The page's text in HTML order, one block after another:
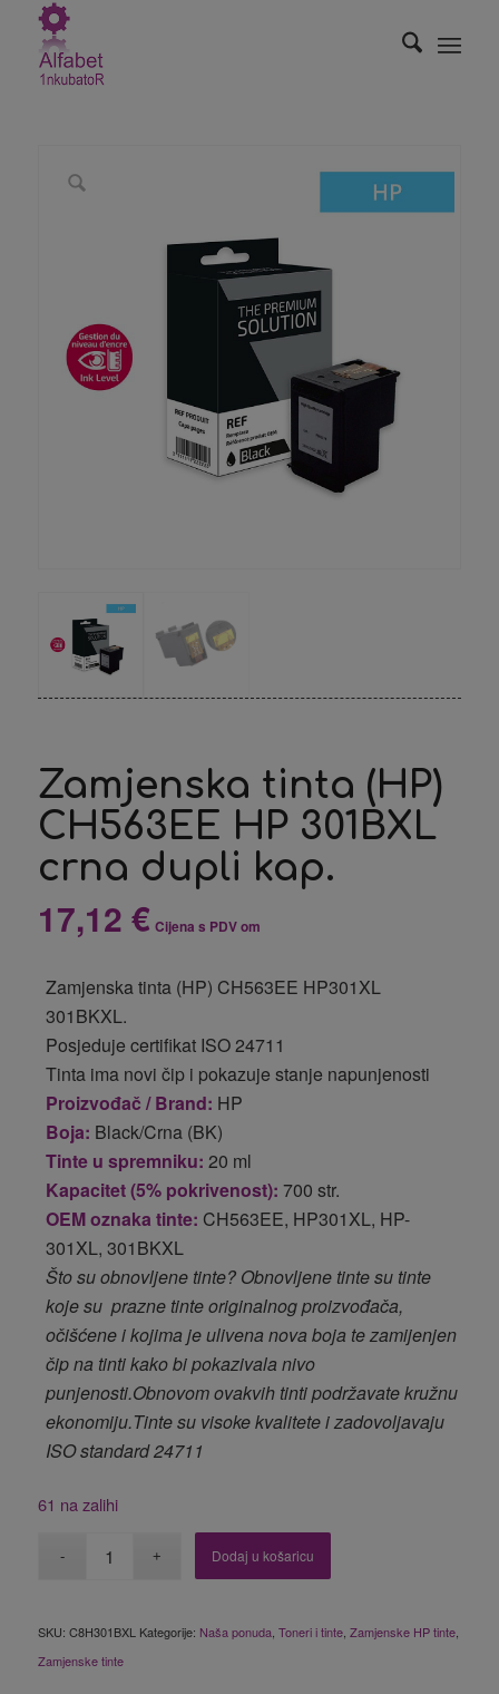
Zamjenska tinta (HP)
CH563EE HP 301BXL
crna dupli kap.
17,12 € Cijena s PDV om
Zamjenska tinta (HP) CH563EE HP301XL
301BKXL.
Posjeduje certifikat ISO 24711
Tinta ima novi čip i pokazuje stanje napunjenosti
Proizvođač / Brand: HP
Boja: Black/Crna (BK)
Tinte u spremniku: 20 ml
Kapacitet (5% pokrivenost): 700 str.
OEM oznaka tinte: CH563EE, HP301XL, HP-
301XL, 301BKXL
Što su obnovljene tinte? Obnovljene tinte su tinte
koje su prazne tinte originalnog proizvođača,
očišćene i kojima je ulivena nova boja te zamijenjen
čip na tinti kako bi pokazivala nivo
punjenosti.Obnovom ovakvih tinti podržavate kružnu
ekonomiju.Tinte su visoke kvalitete i zadovoljavaju
ISO standard 24711
61 na zalihi
Dodaj u košaricu
SKU: C8H301BXL Kategorije: Naša ponuda, Toneri i tinte, Zamjenske HP tinte,
Zamjenske tinte